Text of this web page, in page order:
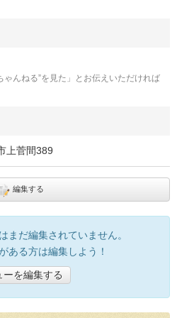
ゃんねる”を見た」とお伝えいただければ
上菅間389
編集する
まだ編集されていません。
ある方は編集しよう！
ーを編集する